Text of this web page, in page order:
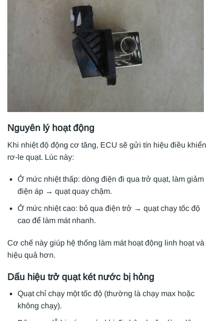
Nguyên lý hoạt động
Khi nhiệt độ động cơ tăng, ECU sẽ gửi tín hiệu điều khiển
rơ-le quạt. Lúc này:
Ở mức nhiệt thấp: dòng điện đi qua trở quạt, làm giảm
điện áp → quạt quay chậm.
Ở mức nhiệt cao: bỏ qua điện trở → quạt chạy tốc độ
cao để làm mát nhanh.
Cơ chế này giúp hệ thống làm mát hoạt động linh hoạt và
hiệu quả hơn.
Dấu hiệu trở quạt két nước bị hỏng
Quạt chỉ chạy một tốc độ (thường là chạy max hoặc
không chạy).